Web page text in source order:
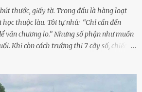
thước, giấy tờ. Trong đầu là hàng loạt
thuộc làu. Tôi tự nhủ: “Chỉ cần đến
văn chương lo.” Nhưng số phận như muốn
Khi còn cách trường thi 7 cây số, chiếc xe
sạc, sáng nay quên mang theo! Giữa con